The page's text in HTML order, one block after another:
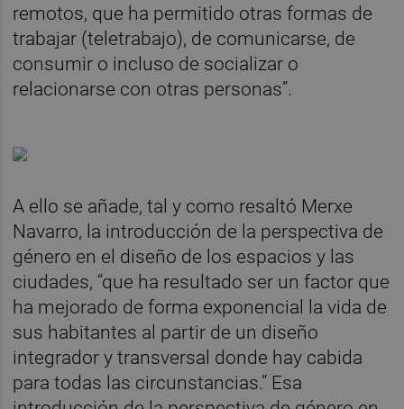
remotos, que ha permitido otras formas de
trabajar (teletrabajo), de comunicarse, de
consumir o incluso de socializar o
relacionarse con otras personas”.
A ello se añade, tal y como resaltó Merxe
Navarro, la introducción de la perspectiva de
género en el diseño de los espacios y las
ciudades, “que ha resultado ser un factor que
ha mejorado de forma exponencial la vida de
sus habitantes al partir de un diseño
integrador y transversal donde hay cabida
para todas las circunstancias.” Esa